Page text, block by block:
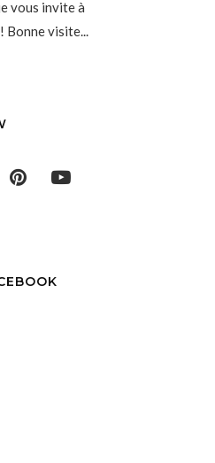
vous invite à
Bonne visite...